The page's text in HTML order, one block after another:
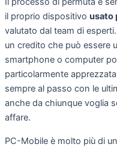
il proprio dispositivo usato
valutato dal team di
un credito che può essere
smartphone o computer
particolarmente
sempre al passo con le
anche da chiunque voglia
affare.
PC-Mobile è molto più di